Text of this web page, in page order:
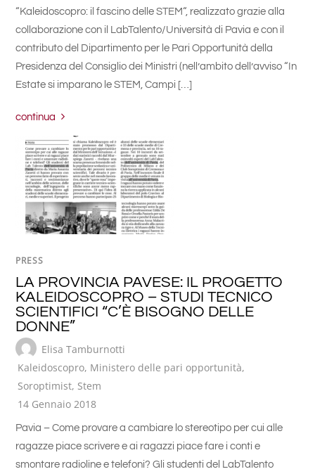
“Kaleidoscopro: il fascino delle STEM“, realizzato grazie alla
collaborazione con il LabTalento/Università di Pavia e con il
contributo del Dipartimento per le Pari Opportunità della
Presidenza del Consiglio dei Ministri (nell’ambito dell’avviso “In
Estate si imparano le STEM, Campi […]
continua
PRESS
LA PROVINCIA PAVESE: IL PROGETTO
KALEIDOSCOPRO – STUDI TECNICO
SCIENTIFICI “C’È BISOGNO DELLE
DONNE”
Elisa Tamburnotti
Kaleidoscopro, Ministero delle pari opportunità,
Soroptimist, Stem
14 Gennaio 2018
Pavia – Come provare a cambiare lo stereotipo per cui alle
ragazze piace scrivere e ai ragazzi piace fare i conti e
smontare radioline e telefoni? Gli studenti del LabTalento